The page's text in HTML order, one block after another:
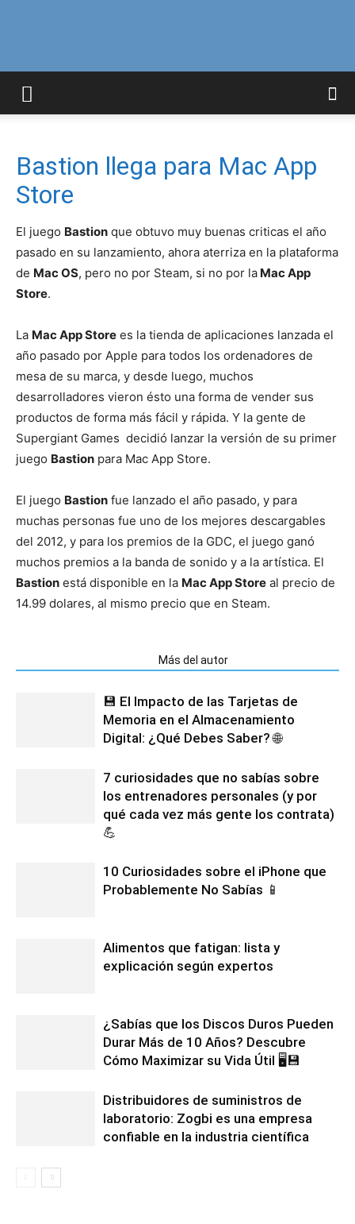
Curiosidades
Bastion llega para Mac App
Store
El juego Bastion que obtuvo muy buenas criticas el año
pasado en su lanzamiento, ahora aterriza en la plataforma
de Mac OS, pero no por Steam, si no por la Mac App
Store.
La Mac App Store es la tienda de aplicaciones lanzada el
año pasado por Apple para todos los ordenadores de
mesa de su marca, y desde luego, muchos
desarrolladores vieron ésto una forma de vender sus
productos de forma más fácil y rápida. Y la gente de
Supergiant Games decidió lanzar la versión de su primer
juego Bastion para Mac App Store.
El juego Bastion fue lanzado el año pasado, y para
muchas personas fue uno de los mejores descargables
del 2012, y para los premios de la GDC, el juego ganó
muchos premios a la banda de sonido y a la artística. El
Bastion está disponible en la Mac App Store al precio de
14.99 dolares, al mismo precio que en Steam.
Más del autor
💾 El Impacto de las Tarjetas de
Memoria en el Almacenamiento
Digital: ¿Qué Debes Saber? 🌐
7 curiosidades que no sabías sobre
los entrenadores personales (y por
qué cada vez más gente los contrata)
💪
10 Curiosidades sobre el iPhone que
Probablemente No Sabías 📱
Alimentos que fatigan: lista y
explicación según expertos
¿Sabías que los Discos Duros Pueden
Durar Más de 10 Años? Descubre
Cómo Maximizar su Vida Útil 🖥️💾
Distribuidores de suministros de
laboratorio: Zogbi es una empresa
confiable en la industria científica